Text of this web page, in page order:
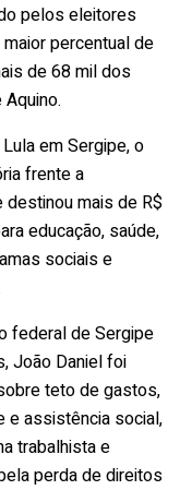
pelos eleitores
percentual de
de 68 mil dos
em Sergipe, o
frente a
mais de R$
educação, saúde,
sociais e
federal de Sergipe
João Daniel foi
teto de gastos,
e assistência social,
trabalhista e
perda de direitos